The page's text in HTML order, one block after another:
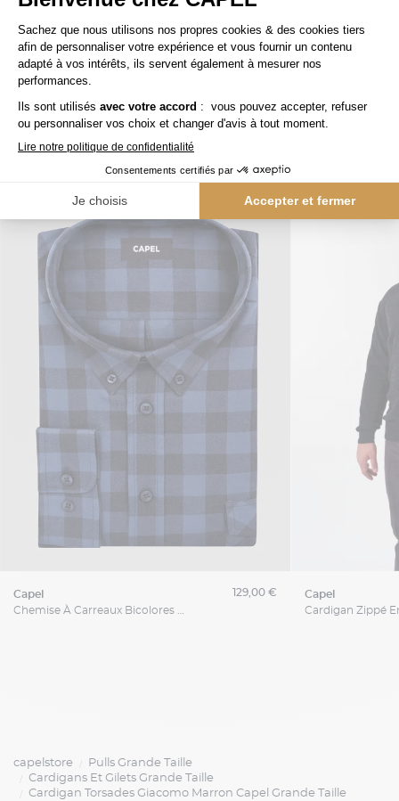
capel
Nos clients aiment aussi
capel
Chemise À Carreaux Bicolores Ralph Capel Grande Taille
129,00 € capel
capelstore
Pulls Grande Taille
Cardigans Et Gilets Grande Taille
Cardigan Torsades Giacomo Marron Capel Grande Taille